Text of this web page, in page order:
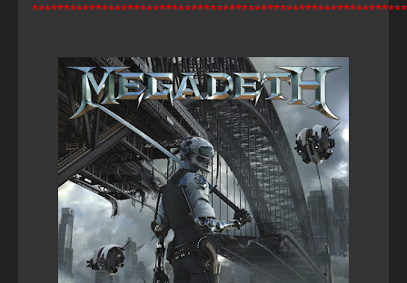
***********************************************************